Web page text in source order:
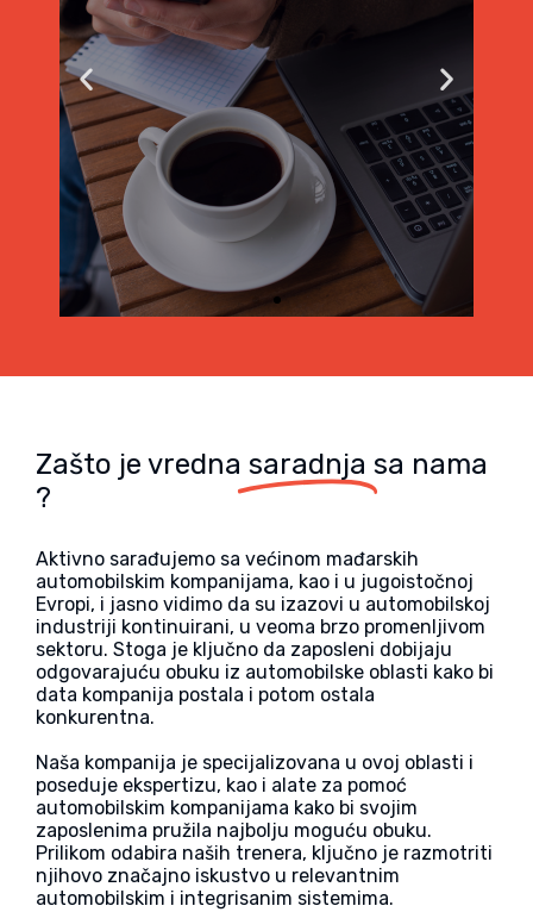
Zašto je vredna saradnja sa nama
?
Aktivno sarađujemo sa većinom mađarskih
automobilskim kompanijama, kao i u jugoistočnoj
Evropi, i jasno vidimo da su izazovi u automobilskoj
industriji kontinuirani, u veoma brzo promenljivom
sektoru. Stoga je ključno da zaposleni dobijaju
odgovarajuću obuku iz automobilske oblasti kako bi
data kompanija postala i potom ostala
konkurentna.
Naša kompanija je specijalizovana u ovoj oblasti i
poseduje ekspertizu, kao i alate za pomoć
automobilskim kompanijama kako bi svojim
zaposlenima pružila najbolju moguću obuku.
Prilikom odabira naših trenera, ključno je razmotriti
njihovo značajno iskustvo u relevantnim
automobilskim i integrisanim sistemima.